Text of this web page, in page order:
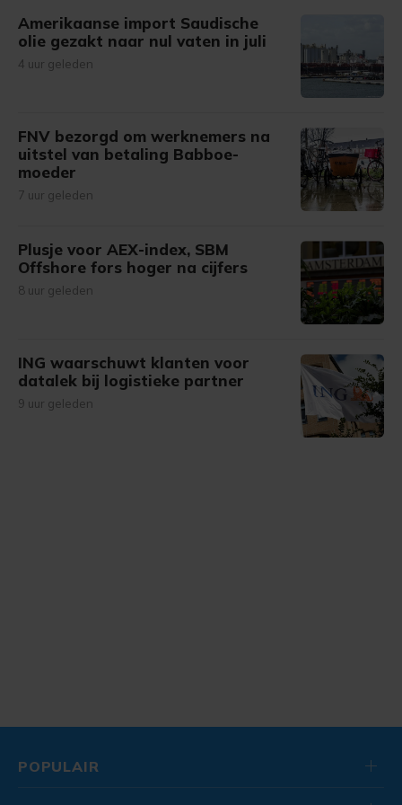
Amerikaanse import Saudische
olie gezakt naar nul vaten in juli
4 uur geleden
FNV bezorgd om werknemers na
uitstel van betaling Babboe-
moeder
7 uur geleden
Plusje voor AEX-index, SBM
Offshore fors hoger na cijfers
8 uur geleden
ING waarschuwt klanten voor
datalek bij logistieke partner
9 uur geleden
POPULAIR